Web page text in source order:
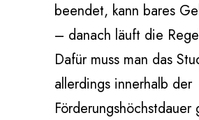
beendet, kann bares
– danach läuft die
Dafür muss man das
allerdings innerhalb der
Förderungshöchstdauer